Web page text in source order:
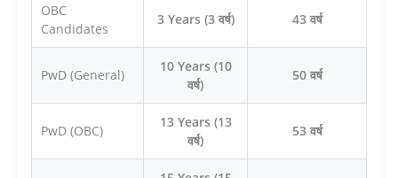
OBC
Candidates
3 Years (3 वर्ष) 43 वर्ष
PwD (General)
10 Years (10
वर्ष)
50 वर्ष
PwD (OBC)
13 Years (13
वर्ष)
53 वर्ष